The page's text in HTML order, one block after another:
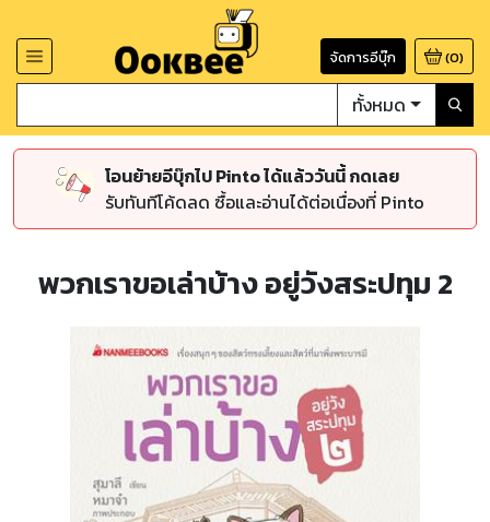
จัดการอีบุ๊ก (0)
ทั้งหมด
โอนย้ายอีบุ๊กไป Pinto ได้แล้ววันนี้ กดเลย
รับทันทีโค้ดลด ซื้อและอ่านได้ต่อเนื่องที่ Pinto
พวกเราขอเล่าบ้าง อยู่วังสระปทุม 2